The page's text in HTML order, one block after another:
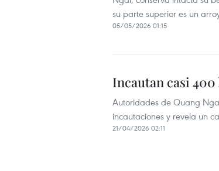
su parte superior es un
05/05/2026 01:15
Incautan casi 400
Autoridades de Quang
incautaciones y revela un
21/04/2026 02:11